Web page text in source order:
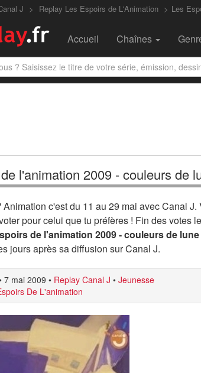
J Replay Les Espoirs de L'Animation Les
Accueil Chaînes
l'animation 2009 - couleurs de
c'est du 11 au 29 mai avec Canal
pour celui que tu préfères ! Fin des votes
de l'animation 2009 - couleurs de lune
jours après sa diffusion sur Canal J.
7 mai 2009 • Replay Canal J • Jeunesse
De L'animation